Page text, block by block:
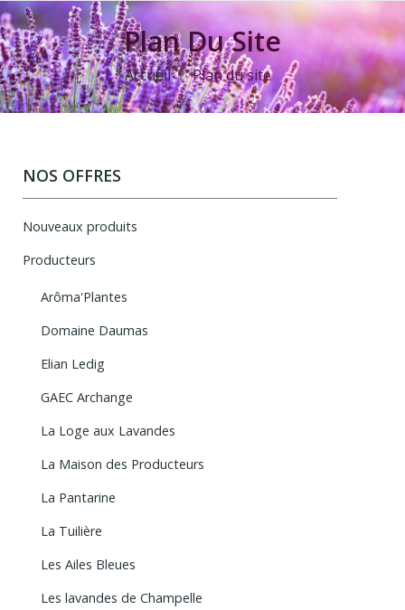
Plan Du Site
Accueil Plan du site
NOS OFFRES
Nouveaux produits
Producteurs
Arôma'Plantes
Domaine Daumas
Elian Ledig
GAEC Archange
La Loge aux Lavandes
La Maison des Producteurs
La Pantarine
La Tuilière
Les Ailes Bleues
Les lavandes de Champelle